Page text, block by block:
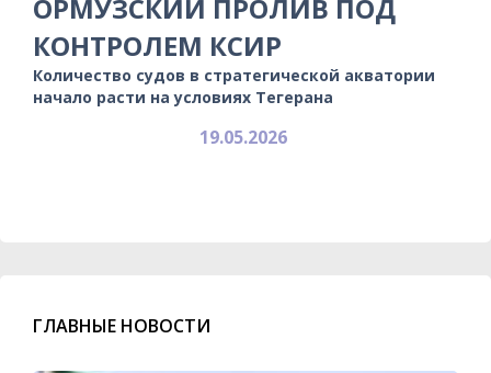
ОРМУЗСКИЙ ПРОЛИВ ПОД
КОНТРОЛЕМ КСИР
Количество судов в стратегической акватории
начало расти на условиях Тегерана
19.05.2026
ГЛАВНЫЕ НОВОСТИ